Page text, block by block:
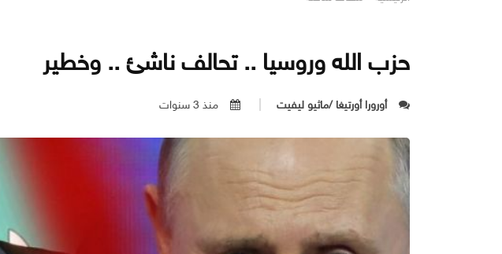
حزب الله وروسيا .. تحالف ناشئ .. وخطير
أورورا أورتيغا /ماثيو ليفيت منذ 3 سنوات